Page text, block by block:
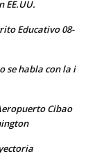
EE.UU.
Educativo 08-
se habla con la i
Cibao